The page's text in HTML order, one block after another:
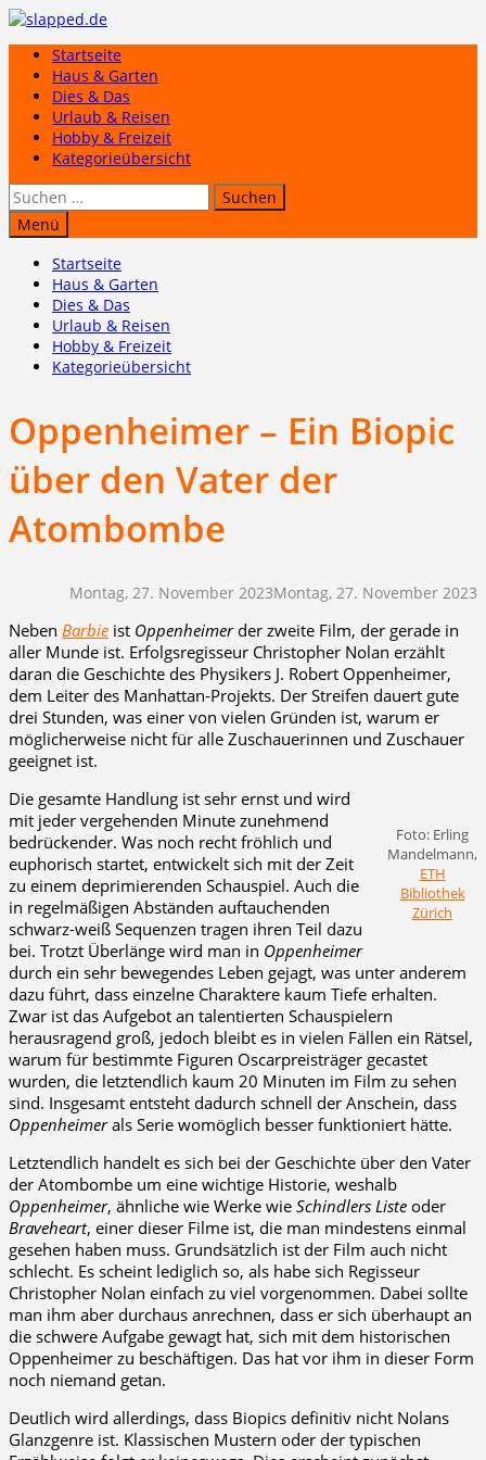
Zum
springenStartseite
Haus & Garten
Dies & Das
Urlaub & Reisen
Hobby & Freizeit
Kategorieübersicht
Suchen
nach:
Menü
Startseite
Haus & Garten
Dies & Das
Urlaub & Reisen
Hobby & Freizeit
Kategorieübersicht
Oppenheimer – Ein Biopic
über den Vater der
Atombombe
Montag, 27. November 2023Montag, 27. November 2023
Neben Barbie ist Oppenheimer der zweite Film, der gerade in
aller Munde ist. Erfolgsregisseur Christopher Nolan erzählt
daran die Geschichte des Physikers J. Robert Oppenheimer,
dem Leiter des Manhattan-Projekts. Der Streifen dauert gute
drei Stunden, was einer von vielen Gründen ist, warum er
möglicherweise nicht für alle Zuschauerinnen und Zuschauer
geeignet ist.
Foto: Erling
Mandelmann,
ETH
Bibliothek
Zürich
Die gesamte Handlung ist sehr ernst und wird
mit jeder vergehenden Minute zunehmend
bedrückender. Was noch recht fröhlich und
euphorisch startet, entwickelt sich mit der Zeit
zu einem deprimierenden Schauspiel. Auch die
in regelmäßigen Abständen auftauchenden
schwarz-weiß Sequenzen tragen ihren Teil dazu
bei. Trotzt Überlänge wird man in Oppenheimer
durch ein sehr bewegendes Leben gejagt, was unter anderem
dazu führt, dass einzelne Charaktere kaum Tiefe erhalten.
Zwar ist das Aufgebot an talentierten Schauspielern
herausragend groß, jedoch bleibt es in vielen Fällen ein Rätsel,
warum für bestimmte Figuren Oscarpreisträger gecastet
wurden, die letztendlich kaum 20 Minuten im Film zu sehen
sind. Insgesamt entsteht dadurch schnell der Anschein, dass
Oppenheimerals Serie womöglich besser funktioniert hätte.
Letztendlich handelt es sich bei der Geschichte über den Vater
der Atombombe um eine wichtige Historie, weshalb
Oppenheimer, ähnliche wie Werke wie Schindlers Liste oder
Braveheart, einer dieser Filme ist, die man mindestens einmal
gesehen haben muss. Grundsätzlich ist der Film auch nicht
schlecht. Es scheint lediglich so, als habe sich Regisseur
Christopher Nolan einfach zu viel vorgenommen. Dabei sollte
man ihm aber durchaus anrechnen, dass er sich überhaupt an
die schwere Aufgabe gewagt hat, sich mit dem historischen
Oppenheimer zu beschäftigen. Das hat vor ihm in dieser Form
noch niemand getan.
Deutlich wird allerdings, dass Biopics definitiv nicht Nolans
Glanzgenre ist. Klassischen Mustern oder der typischen